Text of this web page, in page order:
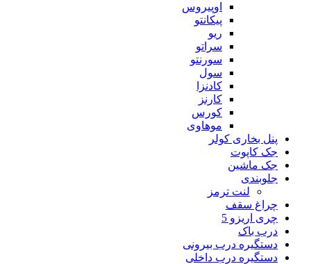
اوپیروس
پیکانتو
ریو
سراتو
سورنتو
سول
کادنزا
کارنز
کورس
موهاوی
پنل بخاری کولر
جک کاپوت
جک ماشین
جلوبندی
لنت ترمز
چراغ سقف
چری اریزو 5
درب باک
دستگیره درب بیرونی
دستگیره درب داخلی